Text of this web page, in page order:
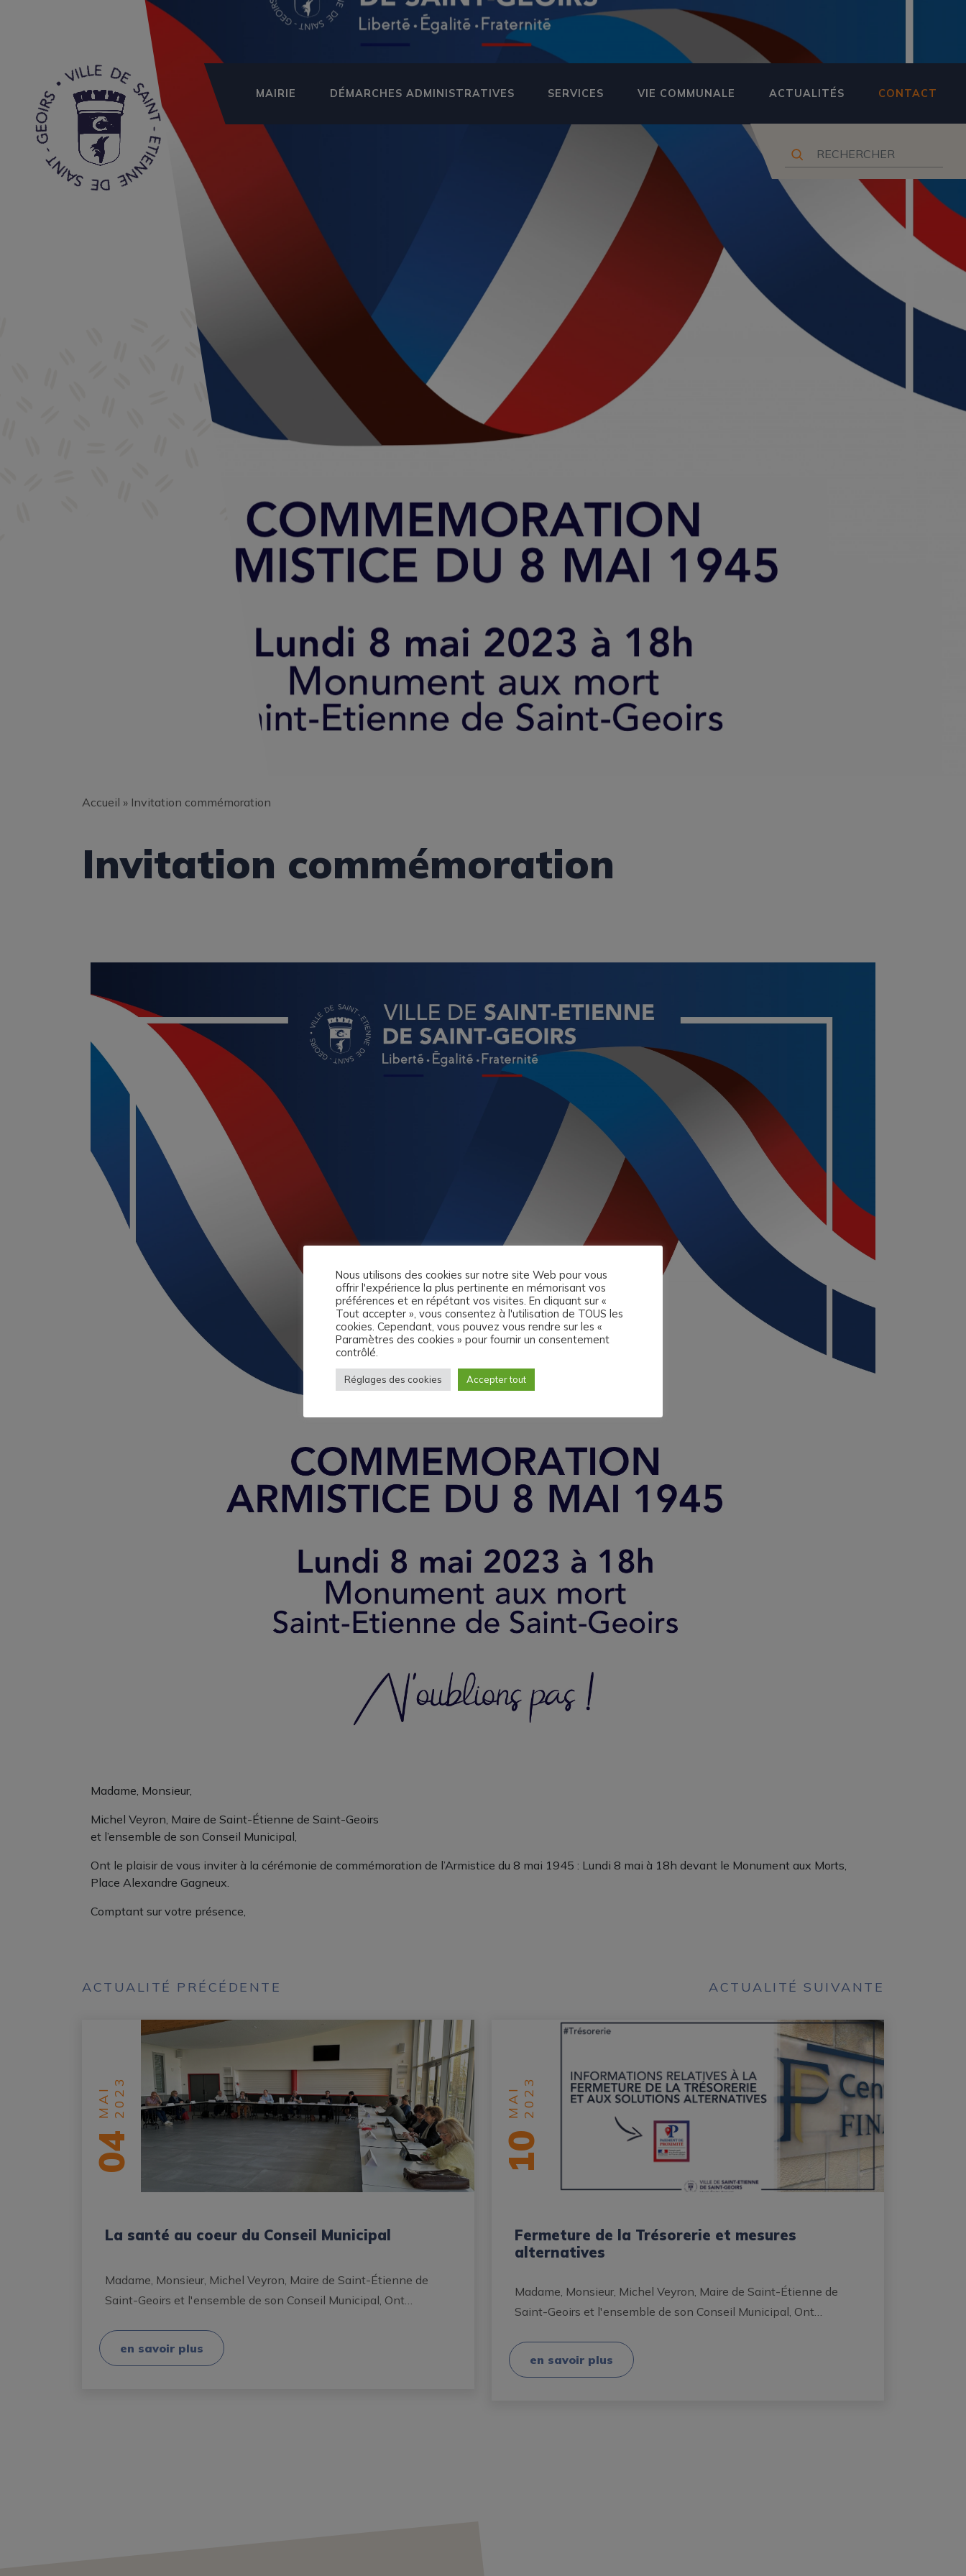
MAIRIE DÉMARCHES ADMINISTRATIVES SERVICES VIE COMMUNALE ACTUALITÉS CONTACT
Accueil » Invitation commémoration
Invitation commémoration
Madame, Monsieur,
Michel Veyron, Maire de Saint-Étienne de Saint-Geoirs
et l’ensemble de son Conseil Municipal,
Ont le plaisir de vous inviter à la cérémonie de commémoration de l’Armistice du 8 mai 1945 : Lundi 8 mai à 18h devant le Monument aux Morts,
Place Alexandre Gagneux.
Comptant sur votre présence,
ACTUALITÉ PRÉCÉDENTE
04
MAI 2023
La santé au coeur du Conseil Municipal
Madame, Monsieur, Michel Veyron, Maire de Saint-Étienne de
Saint-Geoirs et l'ensemble de son Conseil Municipal, Ont…
en savoir plus
ACTUALITÉ SUIVANTE
10
MAI 2023
Fermeture de la Trésorerie et mesures
alternatives
Madame, Monsieur, Michel Veyron, Maire de Saint-Étienne de
Saint-Geoirs et l'ensemble de son Conseil Municipal, Ont…
en savoir plus
Nous utilisons des cookies sur notre site Web pour vous
offrir l'expérience la plus pertinente en mémorisant vos
préférences et en répétant vos visites. En cliquant sur «
Tout accepter », vous consentez à l'utilisation de TOUS les
cookies. Cependant, vous pouvez vous rendre sur les «
Paramètres des cookies » pour fournir un consentement
contrôlé.
Réglages des cookies Accepter tout